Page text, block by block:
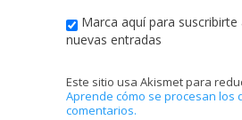
Marca aquí para suscribirte
nuevas entradas
Este sitio usa Akismet para
Aprende cómo se procesan los
comentarios.